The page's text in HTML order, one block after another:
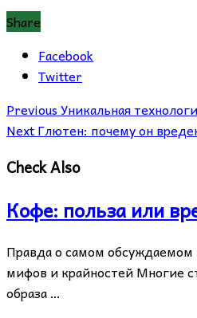
Share
Facebook
Twitter
PreviousУникальная
NextГлютен: почему он
Check Also
Кофе: польза или
Правда о самом обсуждаемом
мифов и крайностей Многие
образа …